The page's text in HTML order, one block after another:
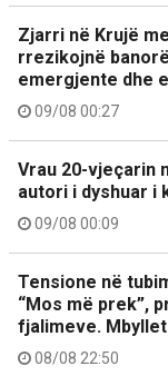
Zjarri në Krujë
rrezikojnë
emergjente dhe
09/08 00:27
Vrau 20-vjeçarin
autori i dyshuar i
09/08 00:09
Tensione në
“Mos më prek”,
fjalimeve.
08/08 22:50